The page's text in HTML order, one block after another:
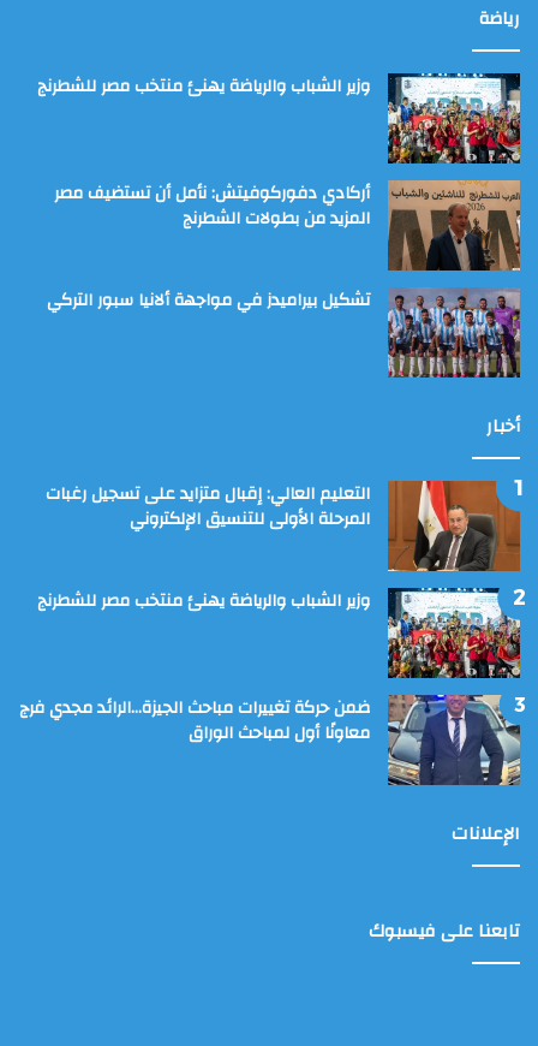
رياضة
وزير الشباب والرياضة يهنئ منتخب مصر للشطرنج
أركادي دفوركوفيتش: نأمل أن تستضيف مصر
المزيد من بطولات الشطرنج
تشكيل بيراميدز في مواجهة ألانيا سبور التركي
أخبار
التعليم العالي: إقبال متزايد على تسجيل رغبات
المرحلة الأولى للتنسيق الإلكتروني
وزير الشباب والرياضة يهنئ منتخب مصر للشطرنج
ضمن حركة تغييرات مباحث الجيزة…الرائد مجدي فرج
معاونًا أول لمباحث الوراق
الإعلانات
تابعنا على فيسبوك